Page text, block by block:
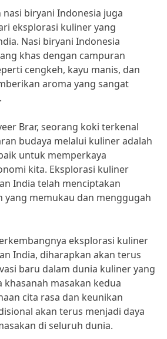
nasi biryani Indonesia juga
eksplorasi kuliner yang
Nasi biryani Indonesia
khas dengan campuran
cengkeh, kayu manis, dan
aroma yang sangat
Brar, seorang koki terkenal
budaya melalui kuliner adalah
untuk memperkaya
kita. Eksplorasi kuliner
India telah menciptakan
yang memukau dan menggugah
eksplorasi kuliner
India, diharapkan akan terus
baru dalam dunia kuliner yang
masakan kedua
cita rasa dan keunikan
akan terus menjadi daya
di seluruh dunia.